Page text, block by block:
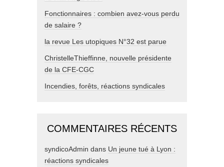
Fonctionnaires : combien avez-vous perdu
de salaire ?
la revue Les utopiques N°32 est parue
ChristelleThieffinne, nouvelle présidente
de la CFE-CGC
Incendies, forêts, réactions syndicales
COMMENTAIRES RÉCENTS
syndicoAdmin dans Un jeune tué à Lyon :
réactions syndicales